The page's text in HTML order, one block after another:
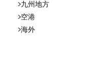
九州地方
空港
海外